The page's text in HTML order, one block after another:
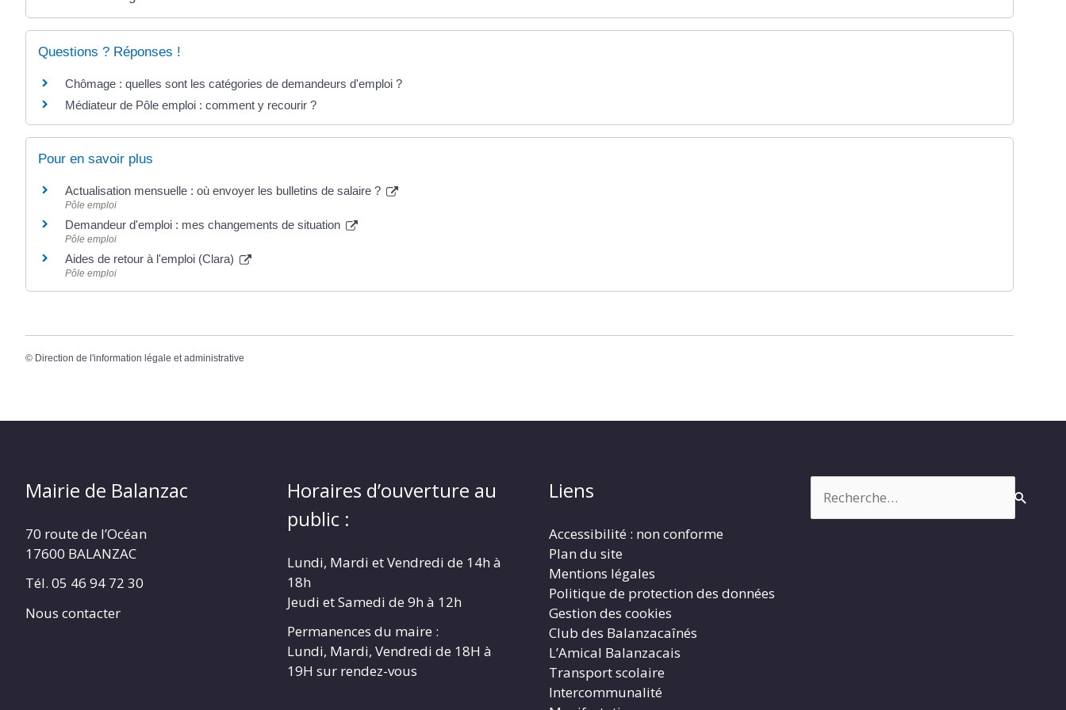
Questions ? Réponses !
Chômage : quelles sont les catégories de demandeurs d'emploi ?
Médiateur de Pôle emploi : comment y recourir ?
Pour en savoir plus
Actualisation mensuelle : où envoyer les bulletins de salaire ?
Pôle emploi
Demandeur d'emploi : mes changements de situation
Pôle emploi
Aides de retour à l'emploi (Clara)
Pôle emploi
© Direction de l'information légale et administrative
Mairie de Balanzac
70 route de l’Océan
17600 BALANZAC
Tél. 05 46 94 72 30
Nous contacter
Horaires d’ouverture au
public :
Lundi, Mardi et Vendredi de 14h à
18h
Jeudi et Samedi de 9h à 12h
Permanences du maire :
Lundi, Mardi, Vendredi de 18H à
19H sur rendez-vous
Liens
Accessibilité : non conforme
Plan du site
Mentions légales
Politique de protection des données
Gestion des cookies
Club des Balanzacaînés
L’Amical Balanzacais
Transport scolaire
Intercommunalité